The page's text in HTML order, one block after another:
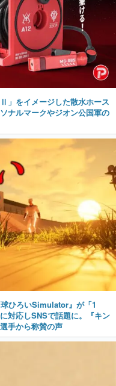
」をイメージした散水ホース
ナルマークやジオン公国軍の
ひろいSimulator』が「1
対応しSNSで話題に。『キン
手から称賛の声